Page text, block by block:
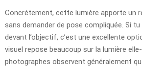
Concrètement, cette lumière apporte un
sans demander de pose compliquée. Si tu
devant l’objectif, c’est une excellente
visuel repose beaucoup sur la lumière
photographes observent généralement